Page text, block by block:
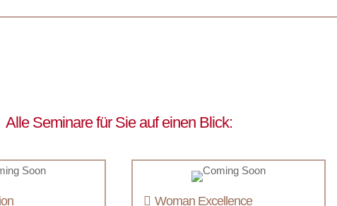
Alle Seminare für Sie auf einen Blick:
Woman Excellence